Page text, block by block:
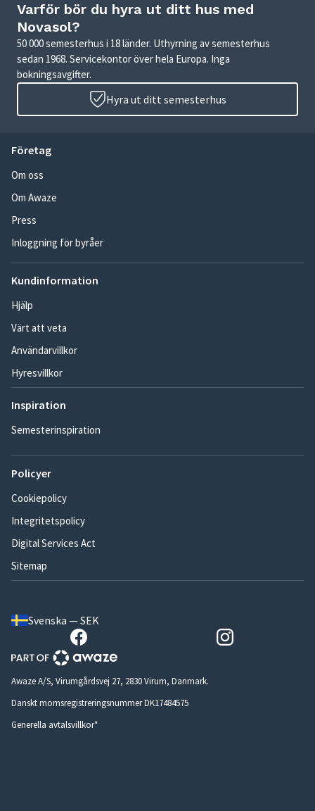
Varför bör du hyra ut ditt hus med
Novasol?
50 000 semesterhus i 18 länder. Uthyrning av semesterhus
sedan 1968. Servicekontor över hela Europa. Inga
bokningsavgifter.
Hyra ut ditt semesterhus
Företag
Om oss
Om Awaze
Press
Inloggning för byråer
Kundinformation
Hjälp
Värt att veta
Användarvillkor
Hyresvillkor
Inspiration
Semesterinspiration
Policyer
Cookiepolicy
Integritetspolicy
Digital Services Act
Sitemap
Svenska — SEK
Awaze A/S, Virumgårdsvej 27, 2830 Virum, Danmark.
Danskt momsregistreringsnummer DK17484575
Generella avtalsvillkor*